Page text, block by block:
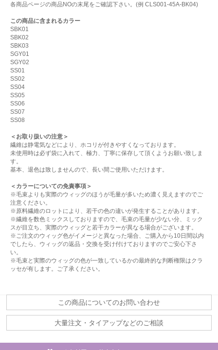
各商品ページの商品NOの末尾をご確認下さい。(例 CLS001-45A-BK04)
この商品に含まれるカラー
SBK01
SBK02
SBK03
SGY01
SGY02
SS01
SS02
SS04
SS05
SS06
SS07
SS08
＜お取り扱いの注意＞
繊維は静電気などにより、ホコリが付きやすくなっております。
未使用時は必ず袋に入れて、極力、丁寧に保存して頂くようお願い致しま
す。
基本、退色は致しませんので、長い間ご使用いただけます。
＜カラーについての免責事項＞
※毛束よりも実際のウィッグのほうが毛量が多いため濃く見えますのでご
注意ください。
※原料繊維のロットにより、若干の色の違いが発生することがあります。
※繊維を数色ミックスしておりますので、毛束の毛量が少ない分、ミック
スが目立ち、実際のウィッグと若干カラーが異なる場合がございます。
※ご注文のウィッグ色がイメージと異なった場合、ご購入から10日間以内
でしたら、ウィッグの返品・交換を受け付けておりますのでご安心下さ
い。
※毛束と実際のウィッグの色が一致しているかの最終的な判断権限はクラ
ッセが有します。ご了承ください。
この商品についてのお問い合わせ
大量注文・タイアップなどのご相談